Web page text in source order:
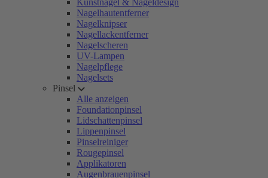
Kunstnägel & Nageldesign
Nagelhautentferner
Nagelknipser
Nagellackentferner
Nagelscheren
UV-Lampen
Nagelpflege
Nagelsets
Pinsel
Alle anzeigen
Foundationpinsel
Lidschattenpinsel
Lippenpinsel
Pinselreiniger
Rougepinsel
Applikatoren
Augenbrauenpinsel